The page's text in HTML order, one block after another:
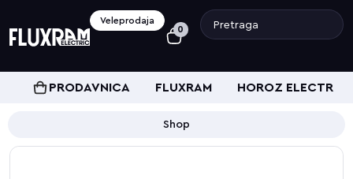
Veleprodaja
0
PRODAVNICA FLUXRAM HOROZ ELECTRIC
Shop